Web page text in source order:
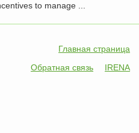
to manage ...
Главная страница
Обратная связь
IRENA